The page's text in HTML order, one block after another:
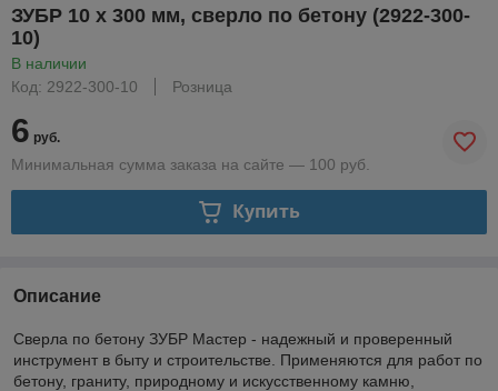
ЗУБР 10 x 300 мм, сверло по бетону (2922-300-
10)
В наличии
Код: 2922-300-10
Розница
6 руб.
Минимальная сумма заказа на сайте — 100 руб.
Купить
Описание
Сверла по бетону ЗУБР Мастер - надежный и проверенный
инструмент в быту и строительстве. Применяются для работ по
бетону, граниту, природному и искусственному камню,